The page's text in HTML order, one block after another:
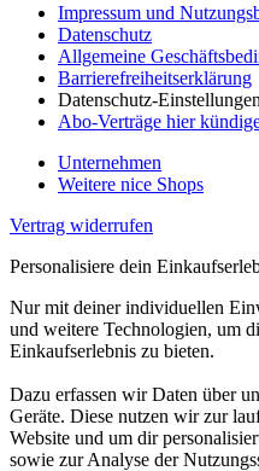
Impressum und
Datenschutz
Allgemeine
Barrierefreiheitserklärung
Datenschutz-Einstellungen
Abo-Verträge hier
Unternehmen
Weitere nice Shops
Vertrag widerrufen
Personalisiere dein
Nur mit deiner individuellen
und weitere Technologien, um
Einkaufserlebnis zu bieten.
Dazu erfassen wir Daten über
Geräte. Diese nutzen wir zur
Website und um dir
sowie zur Analyse der